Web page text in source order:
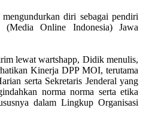
diri sebagai pendiri
Online Indonesia) Jawa
lewat wartshapp, Didik menulis,
Kinerja DPP MOI, terutama
serta Sekretaris Jenderal yang
norma norma serta etika
dalam Lingkup Organisasi